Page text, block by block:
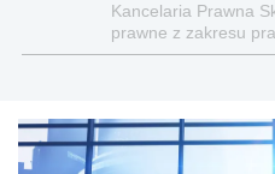
Kancelaria Prawna
prawne z zakresu
gospodarczego,